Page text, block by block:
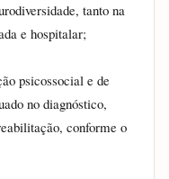
tanto na
e hospitalar;
psicossocial e de
no diagnóstico,
conforme o